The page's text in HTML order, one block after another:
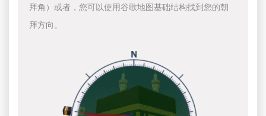
拜角）或者，您可以使用谷歌地图基础结构找到您的朝
拜方向。